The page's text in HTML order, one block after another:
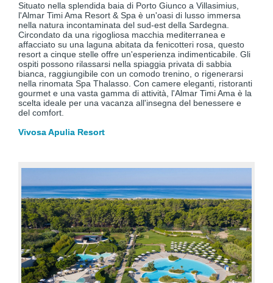
Situato nella splendida baia di Porto Giunco a Villasimius,
l'Almar Timi Ama Resort & Spa è un'oasi di lusso immersa
nella natura incontaminata del sud-est della Sardegna.
Circondato da una rigogliosa macchia mediterranea e
affacciato su una laguna abitata da fenicotteri rosa, questo
resort a cinque stelle offre un'esperienza indimenticabile. Gli
ospiti possono rilassarsi nella spiaggia privata di sabbia
bianca, raggiungibile con un comodo trenino, o rigenerarsi
nella rinomata Spa Thalasso. Con camere eleganti, ristoranti
gourmet e una vasta gamma di attività, l'Almar Timi Ama è la
scelta ideale per una vacanza all'insegna del benessere e
del comfort. ​
Vivosa Apulia Resort